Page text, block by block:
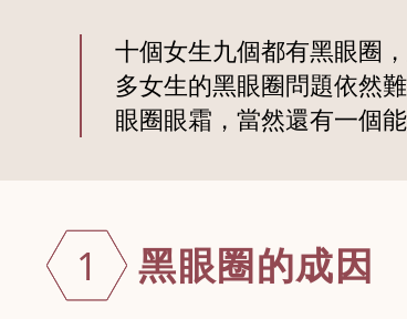
十個女生九個都有黑眼圈
多女生的黑眼圈問題依然
眼圈眼霜，當然還有一個
1 黑眼圈的成因